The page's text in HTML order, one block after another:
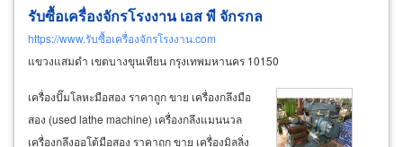
รับซื้อเครื่องจักรโรงงาน เอส พี จักรกล
https://www.รับซื้อเครื่องจักรโรงงาน.com
แขวงแสมดำ เขตบางขุนเทียน กรุงเทพมหานคร 10150
เครื่องปั๊มโลหะมือสอง ราคาถูก ขาย เครื่องกลึงมือ
สอง (used lathe machine) เครื่องกลึงแมนนวล
เครื่องกลึงออโต้มือสอง ราคาถูก ขาย เครื่องมิลลิ่ง